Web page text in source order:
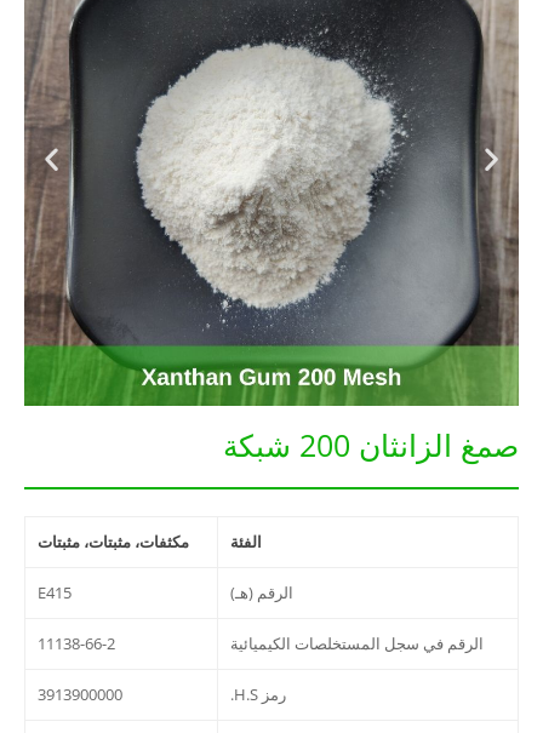
صمغ الزانثان 200 شبكة
الفئة مكثفات، مثبتات، مثبتات
الرقم (هـ) E415
الرقم في سجل المستخلصات الكيميائية 11138-66-2
رمز H.S. 3913900000